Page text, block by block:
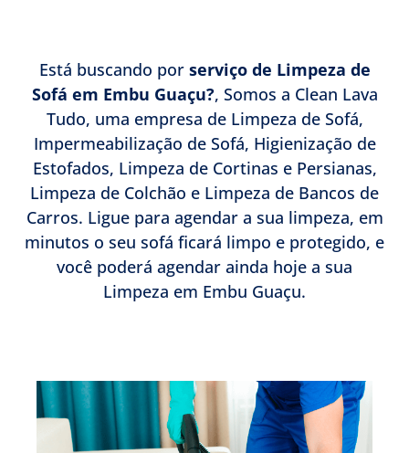
Está buscando por serviço de Limpeza de
Sofá em Embu Guaçu?, Somos a Clean Lava
Tudo, uma empresa de Limpeza de Sofá,
Impermeabilização de Sofá, Higienização de
Estofados, Limpeza de Cortinas e Persianas,
Limpeza de Colchão e Limpeza de Bancos de
Carros. Ligue para agendar a sua limpeza, em
minutos o seu sofá ficará limpo e protegido, e
você poderá agendar ainda hoje a sua
Limpeza em Embu Guaçu.